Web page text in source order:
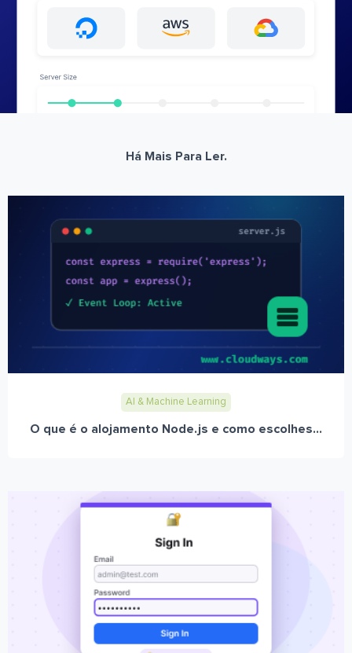
Há Mais Para Ler.
AI & Machine Learning
O que é o alojamento Node.js e como escolhes...